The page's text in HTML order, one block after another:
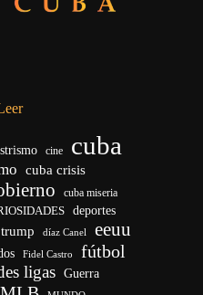
cine cuba
cuba crisis
cuba miseria
deportes
díaz Canel eeuu
Fidel Castro fútbol
ligas Guerra